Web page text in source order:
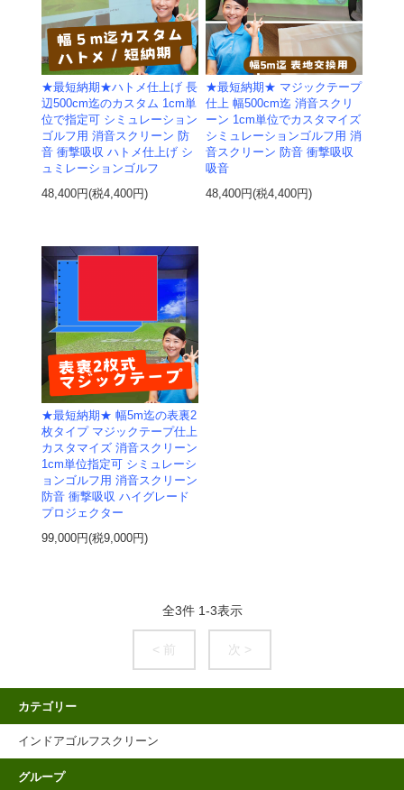
★最短納期★ハトメ仕上げ 長
辺500cm迄のカスタム 1cm単
位で指定可 シミュレーション
ゴルフ用 消音スクリーン 防
音 衝撃吸収 ハトメ仕上げ シ
ュミレーションゴルフ
48,400円(税4,400円)
★最短納期★ マジックテープ
仕上 幅500cm迄 消音スクリ
ーン 1cm単位でカスタマイズ
シミュレーションゴルフ用 消
音スクリーン 防音 衝撃吸収
吸音
48,400円(税4,400円)
★最短納期★ 幅5m迄の表裏2
枚タイプ マジックテープ仕上
カスタマイズ 消音スクリーン
1cm単位指定可 シミュレーシ
ョンゴルフ用 消音スクリーン
防音 衝撃吸収 ハイグレード
プロジェクター
99,000円(税9,000円)
全3件 1-3表示
< 前 次 >
カテゴリー
インドアゴルフスクリーン
グループ